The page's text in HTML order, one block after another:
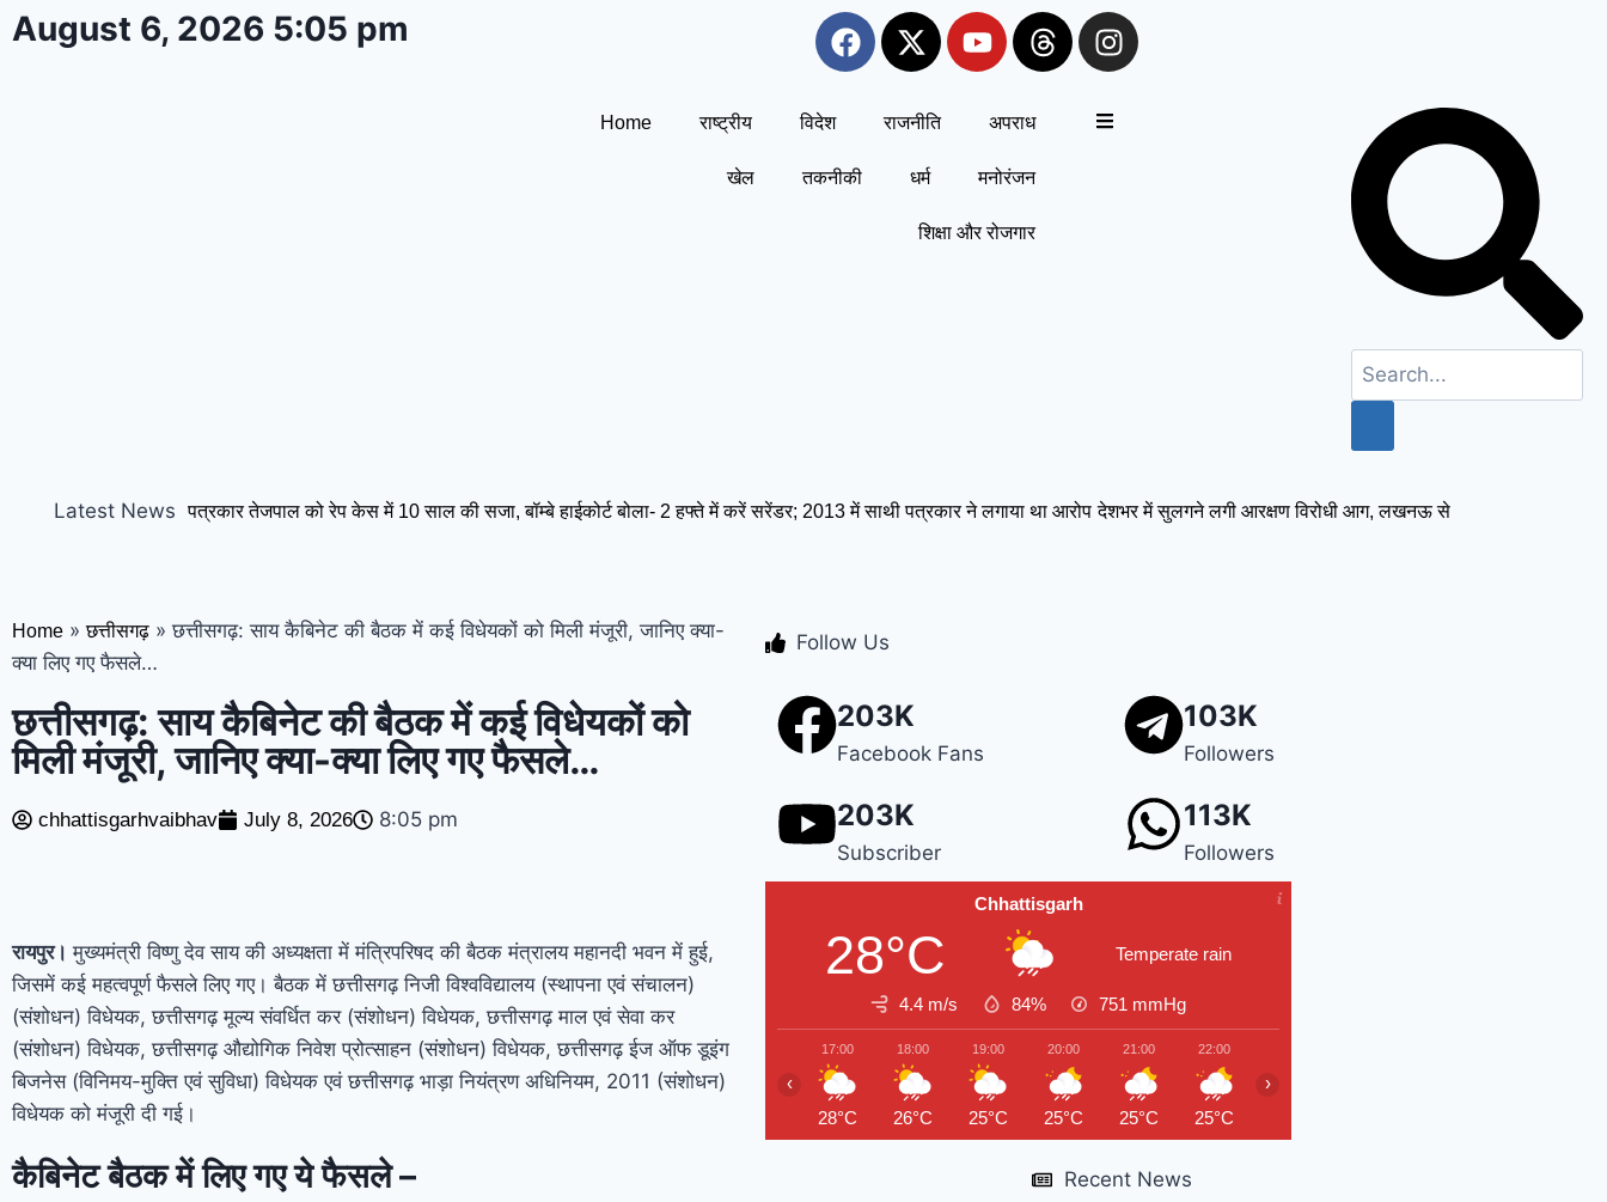
August 6, 2026 5:05 pm
Home राष्ट्रीय विदेश राजनीति अपराध
खेल तकनीकी धर्म मनोरंजन
शिक्षा और रोजगार
Latest News पत्रकार तेजपाल को रेप केस में 10 साल की सजा, बॉम्बे हाईकोर्ट बोला- 2 हफ्ते में करें सरेंडर; 2013 में साथी पत्रकार ने लगाया था आरोप देशभर में सुलगने लगी आरक्षण विरोधी आग, लखनऊ से
Home » छत्तीसगढ़ » छत्तीसगढ़: साय कैबिनेट की बैठक में कई विधेयकों को मिली मंजूरी, जानिए क्या-
क्या लिए गए फैसले…
छत्तीसगढ़: साय कैबिनेट की बैठक में कई विधेयकों को
मिली मंजूरी, जानिए क्या-क्या लिए गए फैसले…
chhattisgarhvaibhav July 8, 2026 8:05 pm
रायपुर। मुख्यमंत्री विष्णु देव साय की अध्यक्षता में मंत्रिपरिषद की बैठक मंत्रालय महानदी भवन में हुई,
जिसमें कई महत्वपूर्ण फैसले लिए गए। बैठक में छत्तीसगढ़ निजी विश्वविद्यालय (स्थापना एवं संचालन)
(संशोधन) विधेयक, छत्तीसगढ़ मूल्य संवर्धित कर (संशोधन) विधेयक, छत्तीसगढ़ माल एवं सेवा कर
(संशोधन) विधेयक, छत्तीसगढ़ औद्योगिक निवेश प्रोत्साहन (संशोधन) विधेयक, छत्तीसगढ़ ईज ऑफ डूइंग
बिजनेस (विनिमय-मुक्ति एवं सुविधा) विधेयक एवं छत्तीसगढ़ भाड़ा नियंत्रण अधिनियम, 2011 (संशोधन)
विधेयक को मंजूरी दी गई।
कैबिनेट बैठक में लिए गए ये फैसले –
Follow Us
203K
Facebook Fans
103K
Followers
203K
Subscriber
113K
Followers
Chhattisgarh
28°C Temperate rain
4.4 m/s 84% 751 mmHg
17:00
28°C
18:00
26°C
19:00
25°C
20:00
25°C
21:00
25°C
22:00
25°C
‹ ›
Recent News